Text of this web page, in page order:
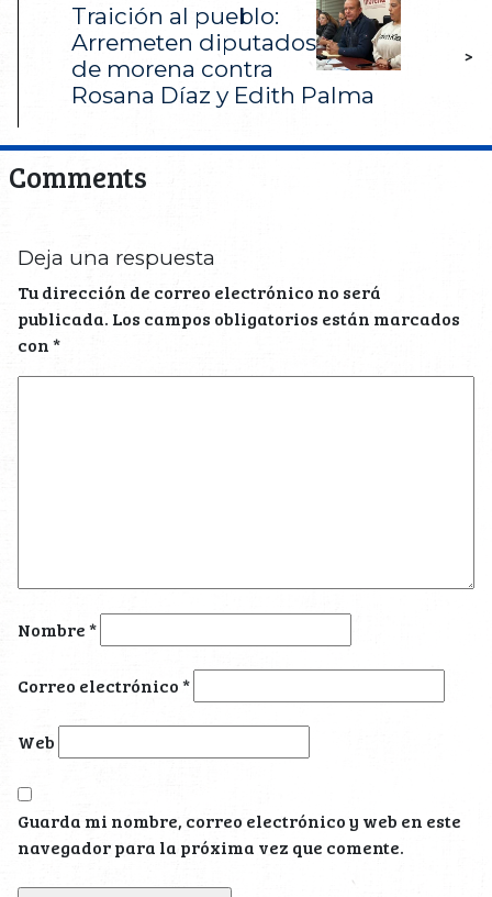
Traición al pueblo:
Arremeten diputados
de morena contra
Rosana Díaz y Edith Palma
>
Comments
Deja una respuesta
Tu dirección de correo electrónico no será
publicada. Los campos obligatorios están marcados
con*
Nombre*
Correo electrónico*
Web
Guarda mi nombre, correo electrónico y web en este
navegador para la próxima vez que comente.